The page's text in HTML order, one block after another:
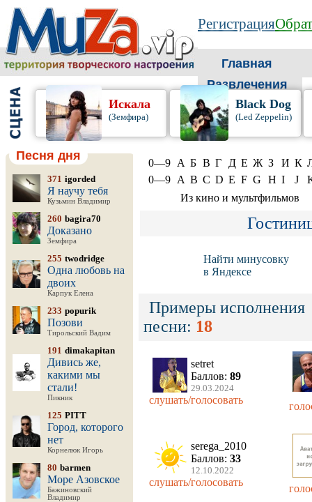
Регистрация
Главная
Развлечения
Искала
(Земфира)
Black Dog
(Led Zeppelin)
Песня дня
371 igorded
Я научу тебя
Кузьмин Владимир
260 bagira70
Доказано
Земфира
255 twodridge
Одна любовь на
двоих
Карпук Елена
233 popurik
Позови
Тирольский Вадим
191 dimakapitan
Дивись же,
какими мы
стали!
Пикник
125 PITT
Город, которого
нет
Корнелюк Игорь
80 barmen
Море Азовское
Бажиновский
Владимир
0—9 А Б В Г Д Е Ж З И К
0—9 A B C D E F G H I J
Из кино и мультфильмов
Найти минусовку
в Яндексе
Примеры исполнения
песни: 18
setret
Баллов: 89
29.03.2024
слушать/голосовать
serega_2010
Баллов: 33
12.10.2022
слушать/голосовать